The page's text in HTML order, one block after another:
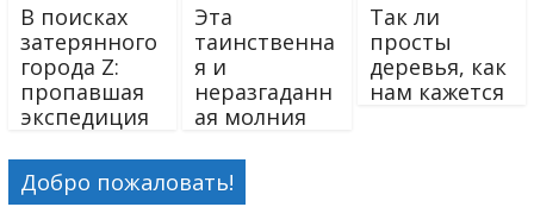
В поисках
затерянного
города Z:
пропавшая
экспедиция
Эта
таинственна
я и
неразгаданн
ая молния
Так ли
просты
деревья, как
нам кажется
Добро пожаловать!